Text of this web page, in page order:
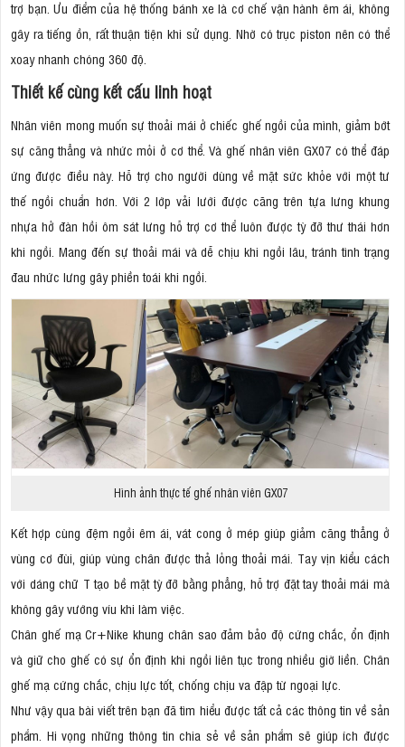
trợ bạn. Ưu điểm của hệ thống bánh xe là cơ chế vận hành êm ái, không
gây ra tiếng ồn, rất thuận tiện khi sử dụng. Nhờ có trục piston nên có thể
xoay nhanh chóng 360 độ.
Thiết kế cùng kết cấu linh hoạt
Nhân viên mong muốn sự thoải mái ở chiếc ghế ngồi của mình, giảm bớt
sự căng thẳng và nhức mỏi ở cơ thể. Và ghế nhân viên GX07 có thể đáp
ứng được điều này. Hỗ trợ cho người dùng về mặt sức khỏe với một tư
thế ngồi chuẩn hơn. Với 2 lớp vải lưới được căng trên tựa lưng khung
nhựa hở đàn hồi ôm sát lưng hỗ trợ cơ thể luôn được tỳ đỡ thư thái hơn
khi ngồi. Mang đến sự thoải mái và dễ chịu khi ngồi lâu, tránh tình trạng
đau nhức lưng gây phiền toái khi ngồi.
Hình ảnh thực tế ghế nhân viên GX07
Kết hợp cùng đệm ngồi êm ái, vát cong ở mép giúp giảm căng thẳng ở
vùng cơ đùi, giúp vùng chân được thả lỏng thoải mái. Tay vịn kiểu cách
với dáng chữ T tạo bề mặt tỳ đỡ bằng phẳng, hỗ trợ đặt tay thoải mái mà
không gây vướng víu khi làm việc.
Chân ghế mạ Cr+Nike khung chân sao đảm bảo độ cứng chắc, ổn định
và giữ cho ghế có sự ổn định khi ngồi liên tục trong nhiều giờ liền. Chân
ghế mạ cứng chắc, chịu lực tốt, chống chịu va đập từ ngoại lực.
Như vậy qua bài viết trên bạn đã tìm hiểu được tất cả các thông tin về sản
phẩm. Hi vọng những thông tin chia sẻ về sản phẩm sẽ giúp ích được